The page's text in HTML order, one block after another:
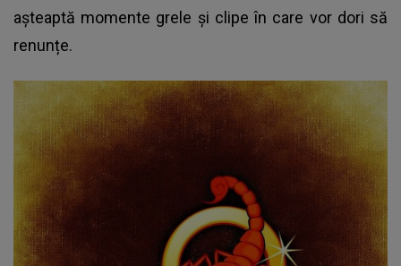
așteaptă momente grele și clipe în care vor dori să
renunțe.